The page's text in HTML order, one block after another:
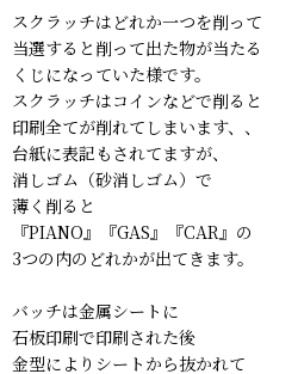
スクラッチはどれか一つを削って
当選すると削って出た物が当たる
くじになっていた様です。
スクラッチはコインなどで削ると
印刷全てが削れてしまいます、、
台紙に表記もされてますが、
消しゴム（砂消しゴム）で
薄く削ると
『PIANO』『GAS』『CAR』の
3つの内のどれかが出てきます。
バッチは金属シートに
石板印刷で印刷された後
金型によりシートから抜かれて